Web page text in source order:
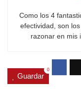
Como los 4
efectividad, son
razonar en mis
Guardar
0